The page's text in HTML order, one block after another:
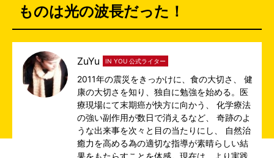
ものは光の波長だった！
ZuYu IN YOU 公式ライター
2011年の震災をきっかけに、食の大切さ、 健
康の大切さを知り、独自に勉強を始める。医
療現場にて末期癌が快方に向かう、 化学療法
の強い副作用が数日で消えるなど、 奇跡のよ
うな出来事を次々と目の当たりにし、 自然治
癒力を高める為の適切な指導が素晴らしい結
果をもたらすことを体感。現在は、より実践